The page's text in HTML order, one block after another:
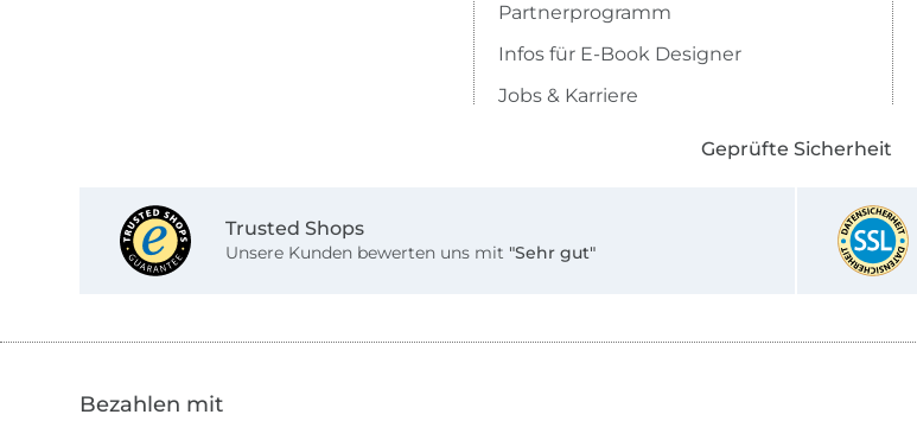
Partnerprogramm
Infos für E-Book Designer
Jobs & Karriere
Geprüfte Sicherheit
Trusted Shops
Unsere Kunden bewerten uns mit "Sehr gut"
Bezahlen mit